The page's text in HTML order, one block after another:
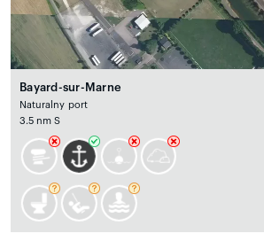
Bayard-sur-Marne
Naturalny port
3.5 nm S